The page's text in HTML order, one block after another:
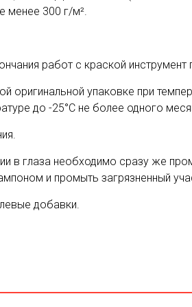
менее 300 г/м².
работ с краской
оригинальной упаковке при
до -25°С не более одного
в глаза необходимо сразу же
и промыть загрязненный
добавки.